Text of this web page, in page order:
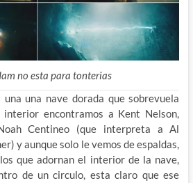
no esta para tonterias
una nave dorada que sobrevuela
encontramos a Kent Nelson,
Centineo (que interpreta a Al
y aunque solo le vemos de espaldas,
que adornan el interior de la nave,
de un circulo, esta claro que ese